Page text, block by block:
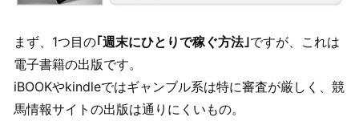
まず、1つ目の｢週末にひとりで稼ぐ方法｣ですが、これは
電子書籍の出版です。
iBOOKやkindleではギャンブル系は特に審査が厳しく、競
馬情報サイトの出版は通りにくいもの。